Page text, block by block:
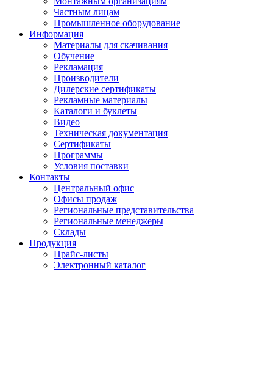
Частным лицам
Промышленное оборудование
Информация
Материалы для скачивания
Обучение
Рекламация
Производители
Дилерские сертификаты
Рекламные материалы
Каталоги и буклеты
Видео
Техническая документация
Сертификаты
Программы
Условия поставки
Контакты
Центральный офис
Офисы продаж
Региональные представительства
Региональные менеджеры
Склады
Продукция
Прайс-листы
Электронный каталог